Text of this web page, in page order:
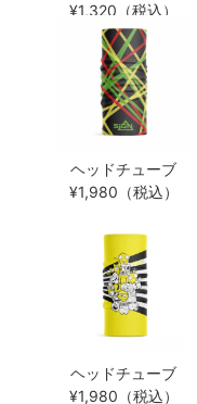
¥1,320（税込）
ヘッドチューブ
¥1,980（税込）
ヘッドチューブ
¥1,980（税込）